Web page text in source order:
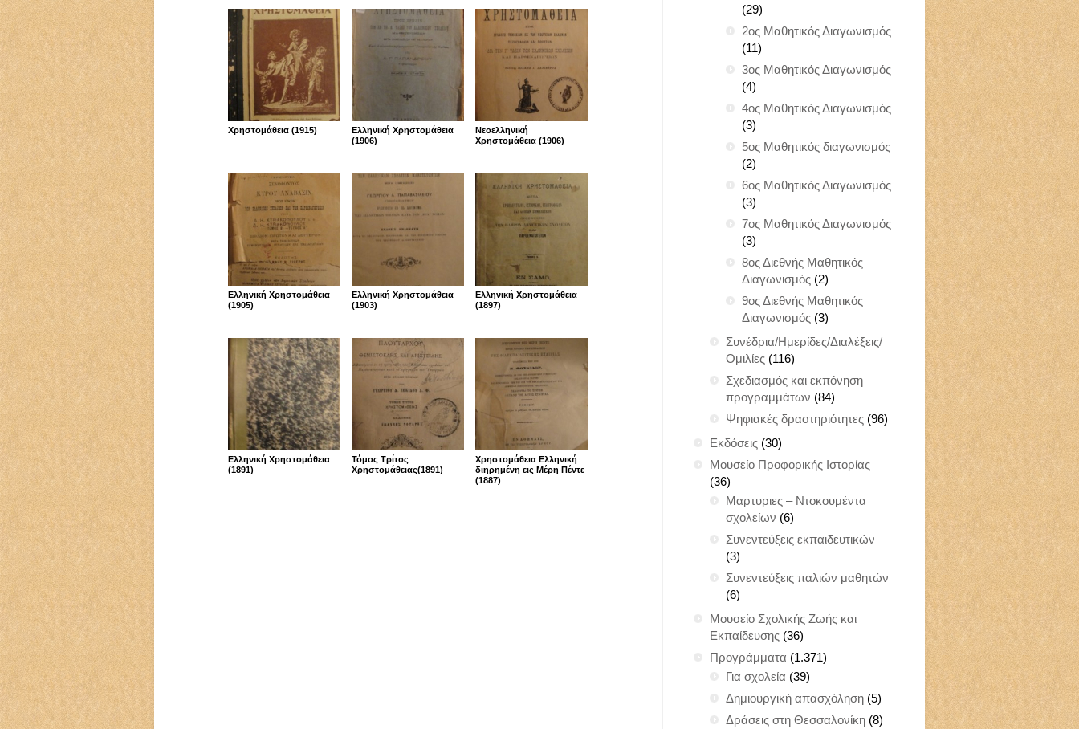
Χρηστομάθεια (1915)
Ελληνική Χρηστομάθεια
(1906)
Νεοελληνική
Χρηστομάθεια (1906)
Ελληνική Χρηστομάθεια
(1905)
Ελληνική Χρηστομάθεια
(1903)
Ελληνική Χρηστομάθεια
(1897)
Ελληνική Χρηστομάθεια
(1891)
Τόμος Τρίτος
Χρηστομάθειας(1891)
Χρηστομάθεια Ελληνική
διηρημένη εις Μέρη Πέντε
(1887)
(29)
2ος Μαθητικός Διαγωνισμός
(11)
3ος Μαθητικός Διαγωνισμός
(4)
4ος Μαθητικός Διαγωνισμός
(3)
5ος Μαθητικός διαγωνισμός
(2)
6ος Μαθητικός Διαγωνισμός
(3)
7ος Μαθητικός Διαγωνισμός
(3)
8ος Διεθνής Μαθητικός
Διαγωνισμός (2)
9ος Διεθνής Μαθητικός
Διαγωνισμός (3)
Συνέδρια/Ημερίδες/Διαλέξεις/
Ομιλίες (116)
Σχεδιασμός και εκπόνηση
προγραμμάτων (84)
Ψηφιακές δραστηριότητες (96)
Εκδόσεις (30)
Μουσείο Προφορικής Ιστορίας
(36)
Μαρτυριες – Ντοκουμέντα
σχολείων (6)
Συνεντεύξεις εκπαιδευτικών
(3)
Συνεντεύξεις παλιών μαθητών
(6)
Μουσείο Σχολικής Ζωής και
Εκπαίδευσης (36)
Προγράμματα (1.371)
Για σχολεία (39)
Δημιουργική απασχόληση (5)
Δράσεις στη Θεσσαλονίκη (8)